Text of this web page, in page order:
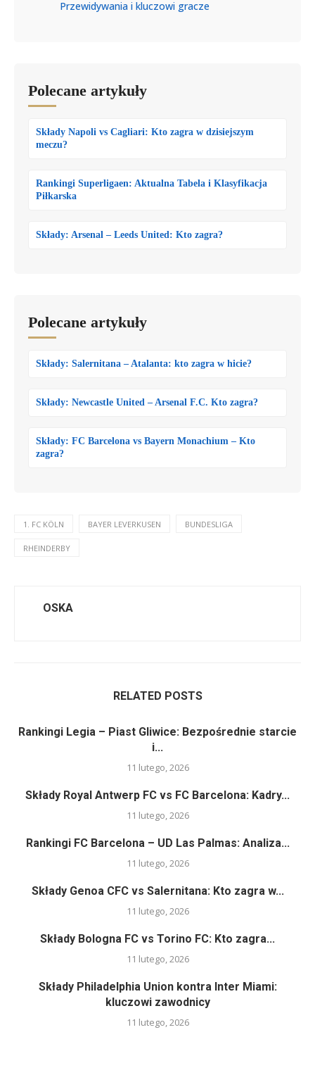
Przewidywania i kluczowi gracze
Polecane artykuły
Składy Napoli vs Cagliari: Kto zagra w dzisiejszym
meczu?
Rankingi Superligaen: Aktualna Tabela i Klasyfikacja
Piłkarska
Składy: Arsenal – Leeds United: Kto zagra?
Polecane artykuły
Składy: Salernitana – Atalanta: kto zagra w hicie?
Składy: Newcastle United – Arsenal F.C. Kto zagra?
Składy: FC Barcelona vs Bayern Monachium – Kto
zagra?
1. FC KÖLN BAYER LEVERKUSEN BUNDESLIGA
RHEINDERBY
OSKA
RELATED POSTS
Rankingi Legia – Piast Gliwice: Bezpośrednie starcie
i...
11 lutego, 2026
Składy Royal Antwerp FC vs FC Barcelona: Kadry...
11 lutego, 2026
Rankingi FC Barcelona – UD Las Palmas: Analiza...
11 lutego, 2026
Składy Genoa CFC vs Salernitana: Kto zagra w...
11 lutego, 2026
Składy Bologna FC vs Torino FC: Kto zagra...
11 lutego, 2026
Składy Philadelphia Union kontra Inter Miami:
kluczowi zawodnicy
11 lutego, 2026